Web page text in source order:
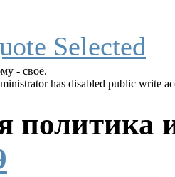
- своё.
has disabled public write
политика